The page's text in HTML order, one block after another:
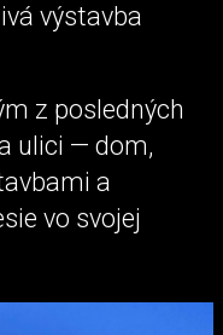
výstavba
z posledných
ulici — dom,
a
vo svojej